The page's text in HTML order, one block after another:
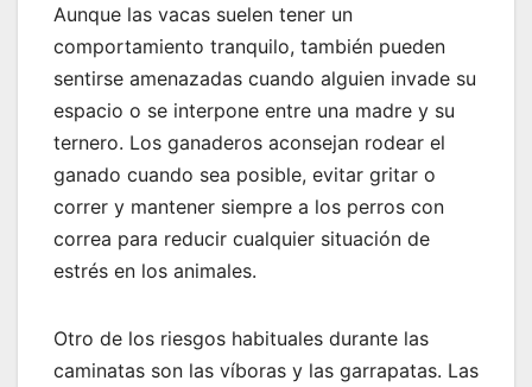
Aunque las vacas suelen tener un
comportamiento tranquilo, también pueden
sentirse amenazadas cuando alguien invade su
espacio o se interpone entre una madre y su
ternero. Los ganaderos aconsejan rodear el
ganado cuando sea posible, evitar gritar o
correr y mantener siempre a los perros con
correa para reducir cualquier situación de
estrés en los animales.
Otro de los riesgos habituales durante las
caminatas son las víboras y las garrapatas. Las